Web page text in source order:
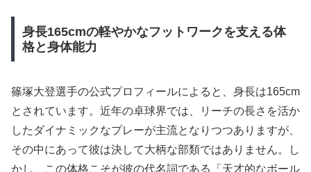
身長165cmの軽やかなフットワークを支える体
格と身体能力
篠塚大登選手の公式プロフィールによると、身長は165cm
とされています。近年の卓球界では、リーチの長さを活か
したダイナミックなプレーが主流となりつつありますが、
その中にあって彼は決して大柄な部類ではありません。し
かし、この体格こそが彼の代名詞である「天才的なボール